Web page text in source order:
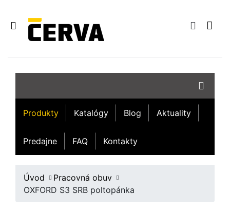
Produkty Katalógy Blog Aktuality
Predajne FAQ Kontakty
Úvod
Pracovná obuv
OXFORD S3 SRB poltopánka